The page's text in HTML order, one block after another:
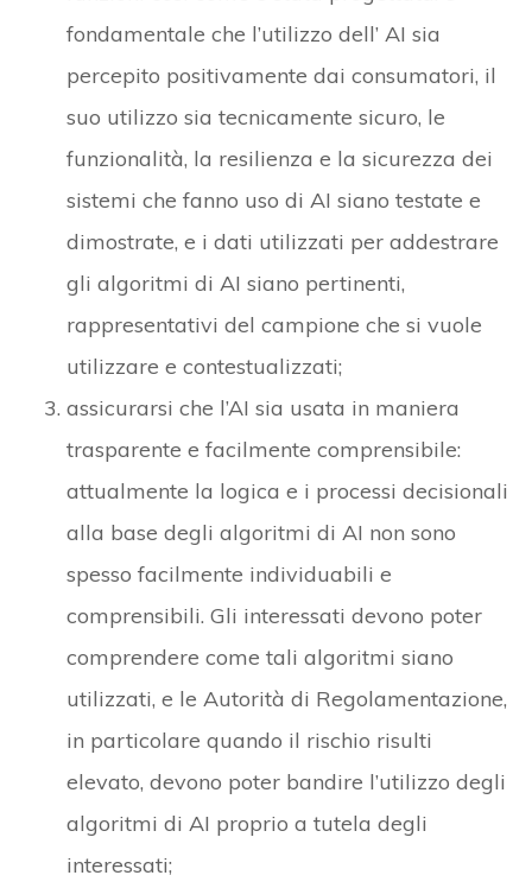
fondamentale che l’utilizzo dell’ AI sia
percepito positivamente dai consumatori, il
suo utilizzo sia tecnicamente sicuro, le
funzionalità, la resilienza e la sicurezza dei
sistemi che fanno uso di AI siano testate e
dimostrate, e i dati utilizzati per addestrare
gli algoritmi di AI siano pertinenti,
rappresentativi del campione che si vuole
utilizzare e contestualizzati;
assicurarsi che l’AI sia usata in maniera
trasparente e facilmente comprensibile:
attualmente la logica e i processi decisionali
alla base degli algoritmi di AI non sono
spesso facilmente individuabili e
comprensibili. Gli interessati devono poter
comprendere come tali algoritmi siano
utilizzati, e le Autorità di Regolamentazione,
in particolare quando il rischio risulti
elevato, devono poter bandire l’utilizzo degli
algoritmi di AI proprio a tutela degli
interessati;